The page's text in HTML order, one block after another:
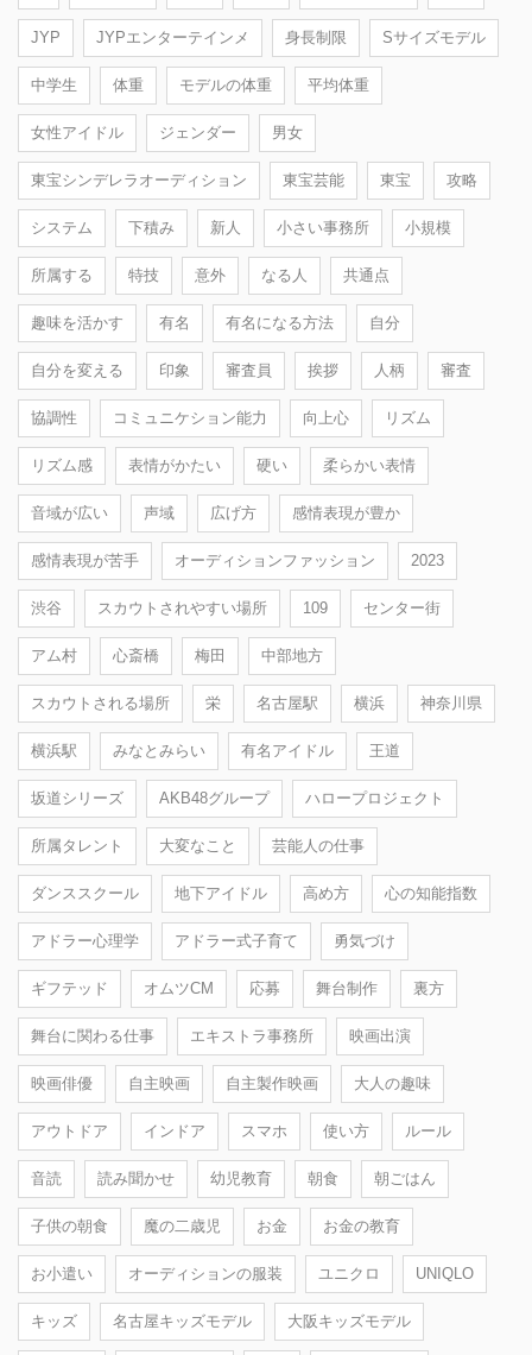
JYP JYPエンターテインメ 身長制限 Sサイズモデル
中学生 体重 モデルの体重 平均体重
女性アイドル ジェンダー 男女
東宝シンデレラオーディション 東宝芸能 東宝 攻略
システム 下積み 新人 小さい事務所 小規模
所属する 特技 意外 なる人 共通点
趣味を活かす 有名 有名になる方法 自分
自分を変える 印象 審査員 挨拶 人柄 審査
協調性 コミュニケション能力 向上心 リズム
リズム感 表情がかたい 硬い 柔らかい表情
音域が広い 声域 広げ方 感情表現が豊か
感情表現が苦手 オーディションファッション 2023
渋谷 スカウトされやすい場所 109 センター街
アム村 心斎橋 梅田 中部地方
スカウトされる場所 栄 名古屋駅 横浜 神奈川県
横浜駅 みなとみらい 有名アイドル 王道
坂道シリーズ AKB48グループ ハロープロジェクト
所属タレント 大変なこと 芸能人の仕事
ダンススクール 地下アイドル 高め方 心の知能指数
アドラー心理学 アドラー式子育て 勇気づけ
ギフテッド オムツCM 応募 舞台制作 裏方
舞台に関わる仕事 エキストラ事務所 映画出演
映画俳優 自主映画 自主製作映画 大人の趣味
アウトドア インドア スマホ 使い方 ルール
音読 読み聞かせ 幼児教育 朝食 朝ごはん
子供の朝食 魔の二歳児 お金 お金の教育
お小遣い オーディションの服装 ユニクロ UNIQLO
キッズ 名古屋キッズモデル 大阪キッズモデル